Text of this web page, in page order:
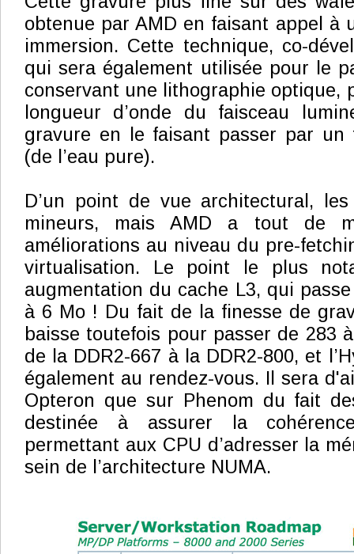
obtenue par AMD en faisant appel à
immersion. Cette technique, co-
qui sera également utilisée pour le
conservant une lithographie optique,
longueur d’onde du faisceau
gravure en le faisant passer par un
(de l’eau pure).
D’un point de vue architectural,
mineurs, mais AMD a tout de
améliorations au niveau du pre-
virtualisation. Le point le plus
augmentation du cache L3, qui
à 6 Mo ! Du fait de la finesse de
baisse toutefois pour passer de 283
de la DDR2-667 à la DDR2-800, et
également au rendez-vous. Il sera
Opteron que sur Phenom du fait
destinée à assurer la
permettant aux CPU d’adresser la
sein de l’architecture NUMA.